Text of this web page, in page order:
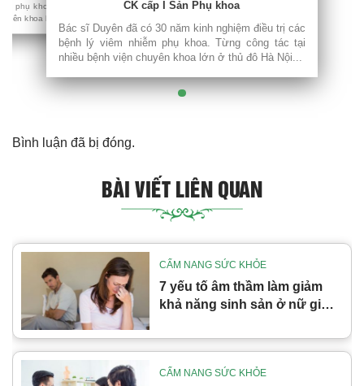
phụ khoa. Từng công tác tại
khoa lớn ở thủ đô Hà Nội...
CK cấp I Sản Phụ khoa
Bác sĩ Duyên đã có 30 năm kinh nghiệm điều trị các
bệnh lý viêm nhiễm phụ khoa. Từng công tác tại
nhiều bệnh viện chuyên khoa lớn ở thủ đô Hà Nội...
Bình luận đã bị đóng.
BÀI VIẾT LIÊN QUAN
CẨM NANG SỨC KHỎE
7 yếu tố âm thầm làm giảm
khả năng sinh sản ở nữ giới
tới
CẨM NANG SỨC KHỎE